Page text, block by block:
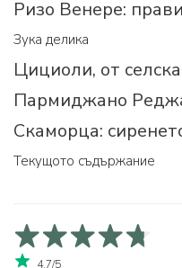
Ризо Венере:
Зука делика
Цициоли, от
Пармиджано
Скаморца:
Текущото съдържание
4,7/5